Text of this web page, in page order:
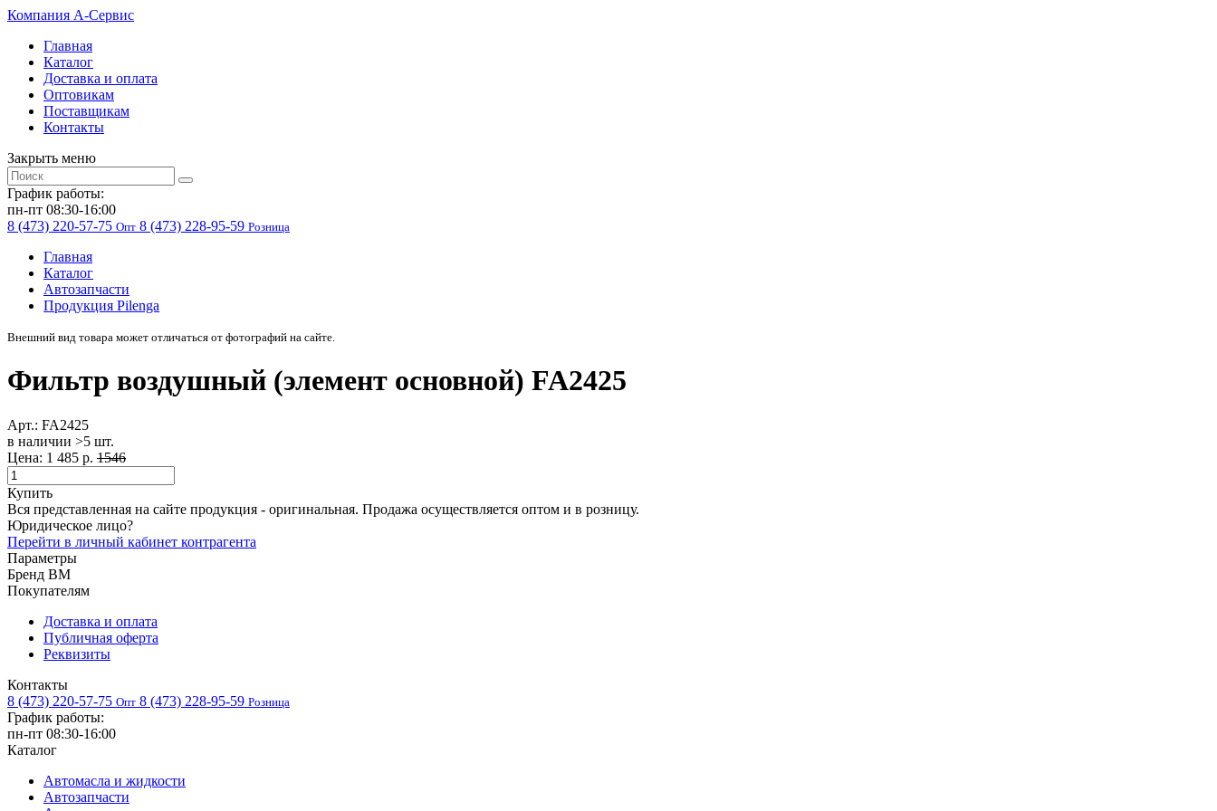
Компания A-Cервис
Главная
Каталог
Доставка и оплата
Оптовикам
Поставщикам
Контакты
Закрыть меню
График работы:
пн-пт 08:30-16:00
8 (473) 220-57-75 Опт 8 (473) 228-95-59 Розница
Главная
Каталог
Автозапчасти
Продукция Pilenga
Внешний вид товара может отличаться от фотографий на сайте.
Фильтр воздушный (элемент основной) FA2425
Арт.: FA2425
в наличии >5 шт. ​
Цена: 1 485 р. 1546
Купить
Вся представленная на сайте продукция - оригинальная. Продажа осуществляется оптом и в розницу.
Юридическое лицо?
Перейти в личный кабинет контрагента
Параметры
Бренд BM
Покупателям
Доставка и оплата
Публичная оферта
Реквизиты
Контакты
8 (473) 220-57-75 Опт 8 (473) 228-95-59 Розница
График работы:
пн-пт 08:30-16:00
Каталог
Автомасла и жидкости
Автозапчасти